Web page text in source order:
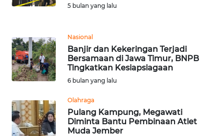
5 bulan yang lalu
Nasional
Banjir dan Kekeringan Terjadi
Bersamaan di Jawa Timur, BNPB
Tingkatkan Kesiapsiagaan
6 bulan yang lalu
Olahraga
Pulang Kampung, Megawati
Diminta Bantu Pembinaan Atlet
Muda Jember
INDEKS
BERITA
KONTAK
INFO
IKLAN